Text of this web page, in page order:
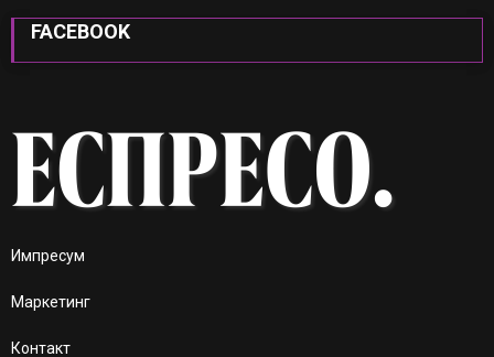
FACEBOOK
Импресум
Маркетинг
Контакт